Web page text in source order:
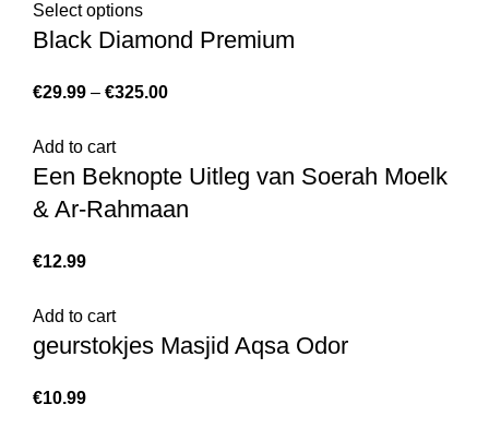
Select options
Black Diamond Premium
€29.99 – €325.00
Add to cart
Een Beknopte Uitleg van Soerah Moelk
& Ar-Rahmaan
€12.99
Add to cart
geurstokjes Masjid Aqsa Odor
€10.99